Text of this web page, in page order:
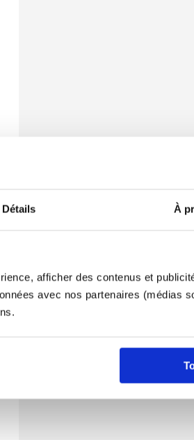
Détails À
afficher des contenus et
avec nos partenaires (médias